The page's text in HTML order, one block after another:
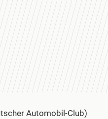
Automobil-Club)